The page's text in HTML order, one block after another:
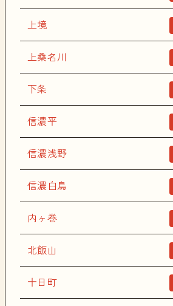
上境
上桑名川
下条
信濃平
信濃浅野
信濃白鳥
内ヶ巻
北飯山
十日町